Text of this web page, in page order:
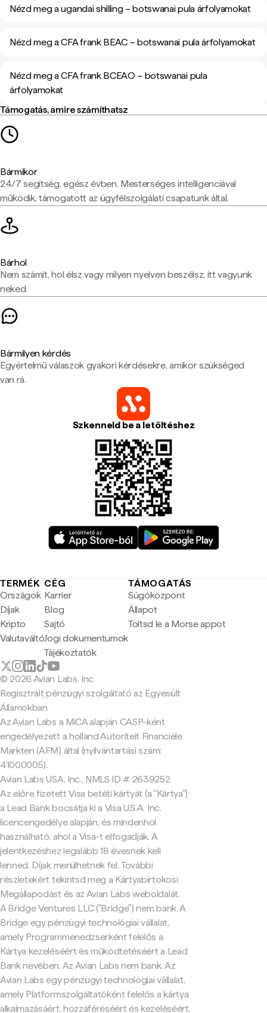
Nézd meg a ugandai shilling – botswanai pula árfolyamokat
Nézd meg a CFA frank BEAC – botswanai pula árfolyamokat
Nézd meg a CFA frank BCEAO – botswanai pula
árfolyamokat
Támogatás, amire számíthatsz
Bármikor
24/7 segítség, egész évben. Mesterséges intelligenciával
működik, támogatott az ügyfélszolgálati csapatunk által.
Bárhol
Nem számít, hol élsz vagy milyen nyelven beszélsz, itt vagyunk
neked.
Bármilyen kérdés
Egyértelmű válaszok gyakori kérdésekre, amikor szükséged
van rá.
Szkenneld be a letöltéshez
TERMÉK
Országok
Díjak
Kripto
Valutaváltó
CÉG
Karrier
Blog
Sajtó
Jogi dokumentumok
Tájékoztatók
TÁMOGATÁS
Súgóközpont
Állapot
Töltsd le a Morse appot
© 2026 Avian Labs, Inc
Regisztrált pénzügyi szolgáltató az Egyesült
Államokban
Az Avian Labs a MiCA alapján CASP-ként
engedélyezett a holland Autoriteit Financiële
Markten (AFM) által (nyilvántartási szám:
41000005).
Avian Labs USA, Inc., NMLS ID # 2639252
Az előre fizetett Visa betéti kártyát (a "Kártya")
a Lead Bank bocsátja ki a Visa U.S.A. Inc.
licencengedélye alapján, és mindenhol
használható, ahol a Visa-t elfogadják. A
jelentkezéshez legalább 18 évesnek kell
lenned. Díjak merülhetnek fel. További
részletekért tekintsd meg a Kártyabirtokosi
Megállapodást és az Avian Labs weboldalát.
A Bridge Ventures LLC ("Bridge") nem bank. A
Bridge egy pénzügyi technológiai vállalat,
amely Programmenedzserként felelős a
Kártya kezeléséért és működtetéséért a Lead
Bank nevében. Az Avian Labs nem bank. Az
Avian Labs egy pénzügyi technológiai vállalat,
amely Platformszolgáltatóként felelős a kártya
alkalmazásáért, hozzáféréséért és kezeléséért.